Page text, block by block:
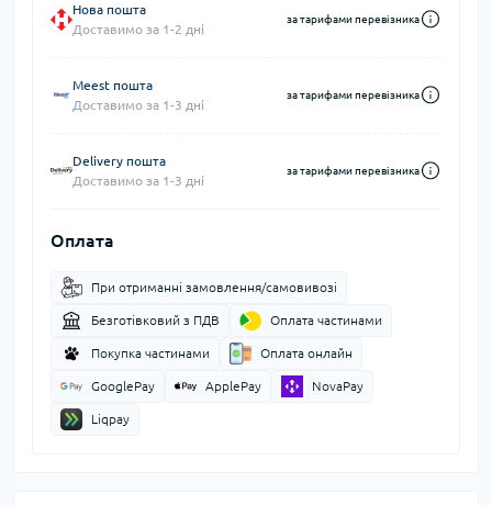
Нова пошта
Доставимо за 1-2 дні
за тарифами перевізника
Meest пошта
Доставимо за 1-3 дні
за тарифами перевізника
Delivery пошта
Доставимо за 1-3 дні
за тарифами перевізника
Оплата
При отриманні замовлення/самовивозі
Безготівковий з ПДВ Оплата частинами
Покупка частинами Оплата онлайн
GooglePay ApplePay NovaPay
Liqpay